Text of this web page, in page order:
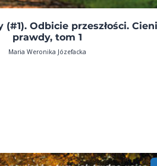
Odbicie przeszłości.
prawdy, tom 1
Maria Weronika Józefacka